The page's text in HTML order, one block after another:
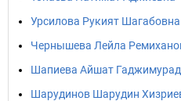
Урсилова Рукият Шагабовна
Чернышева Лейла
Шапиева Айшат
Шарудинов Шарудин